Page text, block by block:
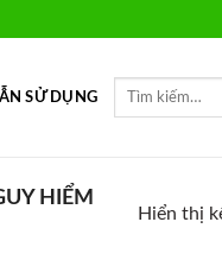
SỬ DỤNG
HIỂM
Hiển thị